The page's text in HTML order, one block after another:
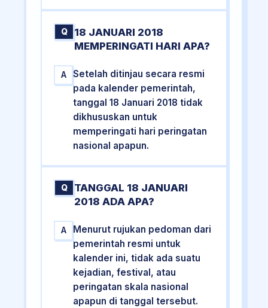
Q
18 JANUARI 2018
MEMPERINGATI HARI APA?
A
Setelah ditinjau secara resmi
pada kalender pemerintah,
tanggal 18 Januari 2018 tidak
dikhususkan untuk
memperingati hari peringatan
nasional apapun.
Q
TANGGAL 18 JANUARI
2018 ADA APA?
A
Menurut rujukan pedoman dari
pemerintah resmi untuk
kalender ini, tidak ada suatu
kejadian, festival, atau
peringatan skala nasional
apapun di tanggal tersebut.